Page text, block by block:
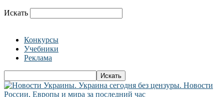
Искать
Конкурсы
Учебники
Реклама